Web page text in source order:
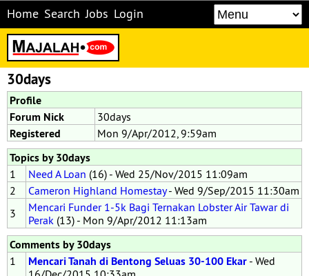
Home Search Jobs Login
30days
Profile
Forum Nick
30days
Registered Mon 9/Apr/2012, 9:59am
Topics by 30days
1 Need A Loan (16) - Wed 25/Nov/2015 11:09am
2
Cameron Highland Homestay- Wed 9/Sep/2015 11:30am
3
Mencari Funder 1-5k Bagi Ternakan Lobster Air Tawar di
Perak (13) - Mon 9/Apr/2012 11:13am
Comments by 30days
1 Mencari Tanah di Bentong Seluas 30-100 Ekar - Wed